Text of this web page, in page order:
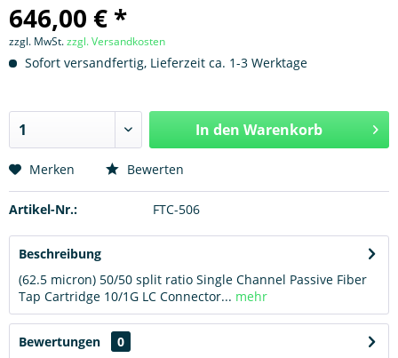
646,00 € *
zzgl. MwSt.zzgl. Versandkosten
Sofort versandfertig, Lieferzeit ca. 1-3 Werktage
In den Warenkorb
Merken Bewerten
Artikel-Nr.: FTC-506
Beschreibung
(62.5 micron) 50/50 split ratio Single Channel Passive Fiber
Tap Cartridge 10/1G LC Connector... mehr
Bewertungen
0